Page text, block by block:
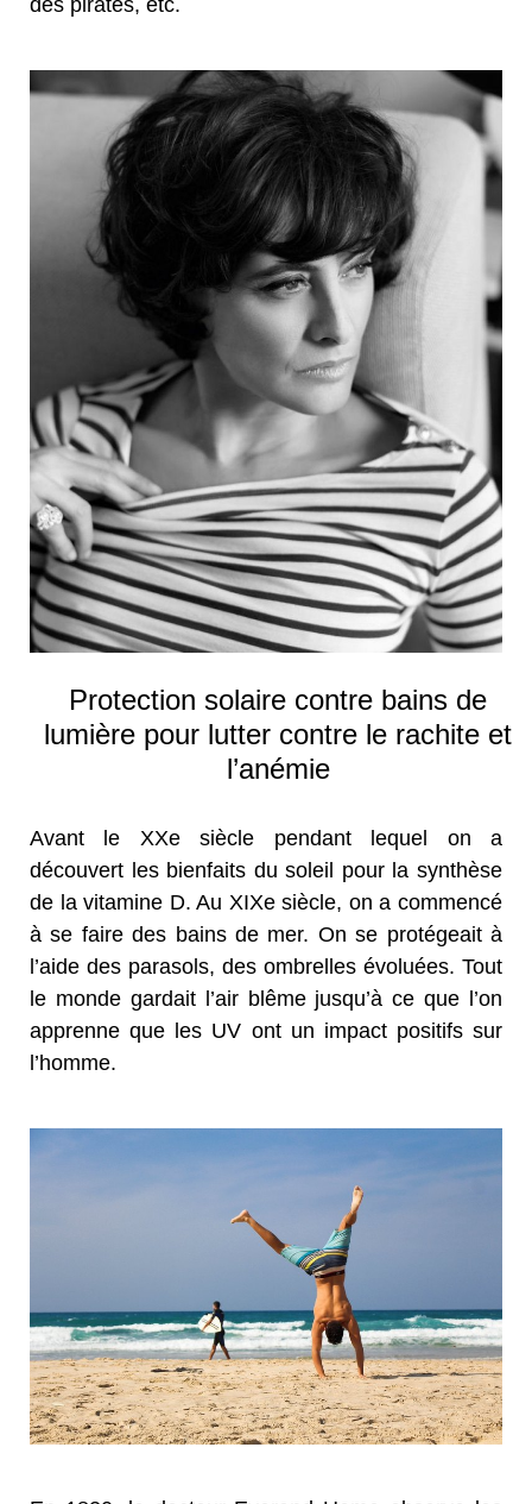
Protection solaire contre bains de
lumière pour lutter contre le rachite et
l’anémie
Avant le XXe siècle pendant lequel on a
découvert les bienfaits du soleil pour la synthèse
de la vitamine D. Au XIXe siècle, on a commencé
à se faire des bains de mer. On se protégeait à
l’aide des parasols, des ombrelles évoluées. Tout
le monde gardait l’air blême jusqu’à ce que l’on
apprenne que les UV ont un impact positifs sur
l’homme.